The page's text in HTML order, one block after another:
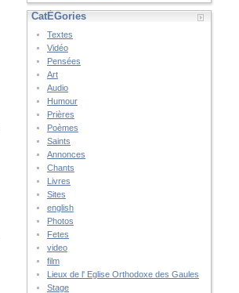
CatÉGories
Textes
Vidéo
Pensées
Art
Audio
Humour
Prières
Poèmes
Saints
Annonces
Chants
Livres
Sites
english
Photos
Fetes
video
film
Lieux de l' Eglise Orthodoxe des Gaules
Stage